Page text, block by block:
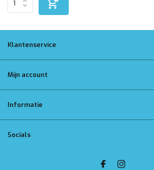
Klantenservice
Mijn account
Informatie
Socials